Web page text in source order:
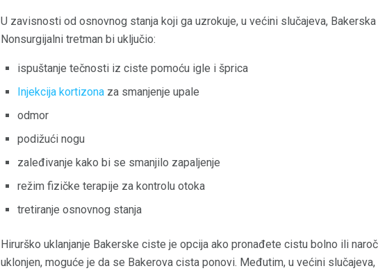
U zavisnosti od osnovnog stanja koji ga uzrokuje, u većini slučajeva,
Nonsurgijalni tretman bi uključio:
ispuštanje tečnosti iz ciste pomoću igle i šprica
Injekcija kortizona za smanjenje upale
odmor
podižući nogu
zaleđivanje kako bi se smanjilo zapaljenje
režim fizičke terapije za kontrolu otoka
tretiranje osnovnog stanja
Hirurško uklanjanje Bakerske ciste je opcija ako pronađete cistu bolno ili
uklonjen, moguće je da se Bakerova cista ponovi. Međutim, u većini